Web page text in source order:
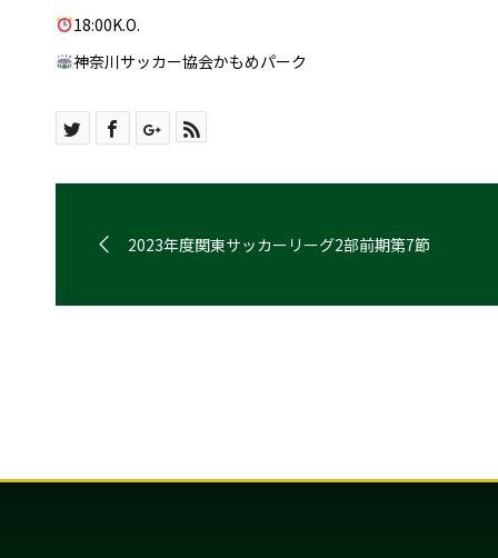
18:00K.O.
神奈川サッカー協会かもめパーク
2023年度関東サッカーリーグ2部前期第7節